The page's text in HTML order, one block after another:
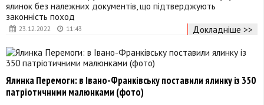
23.12.2022 11:43
ялинок без належних документів, що підтверджують
законність поход
Докладніше >>
Ялинка Перемоги: в Івано-Франківську поставили ялинку із 350
патріотичними малюнками (фото)